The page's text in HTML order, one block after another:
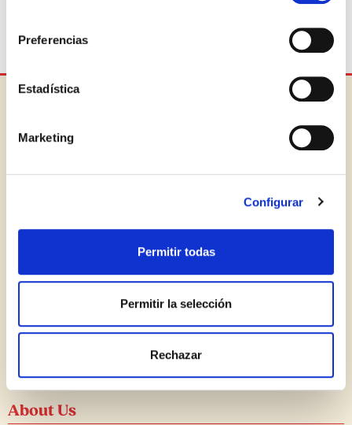
Si se desea ver otra vez esta notificación navegar en
privado y aparecerá de nuevo. Le informamos que aún
no habiendo aceptado las cookies de analytics, Google
identifican de ninguna forma.
Preferencias
Estadística
Marketing
Configurar
Permitir todas
Permitir la selección
Rechazar
Search
Deliciously reliable, always Cara Mia.
Artichokes
All products
About Us